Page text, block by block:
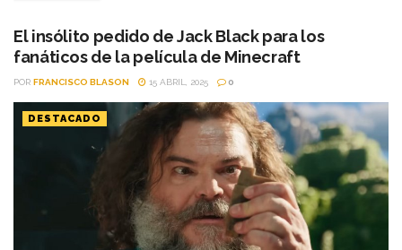
esposa...
El insólito pedido de Jack Black para los
fanáticos de la película de Minecraft
POR FRANCISCO BLASON 15 ABRIL, 2025 0
DESTACADO